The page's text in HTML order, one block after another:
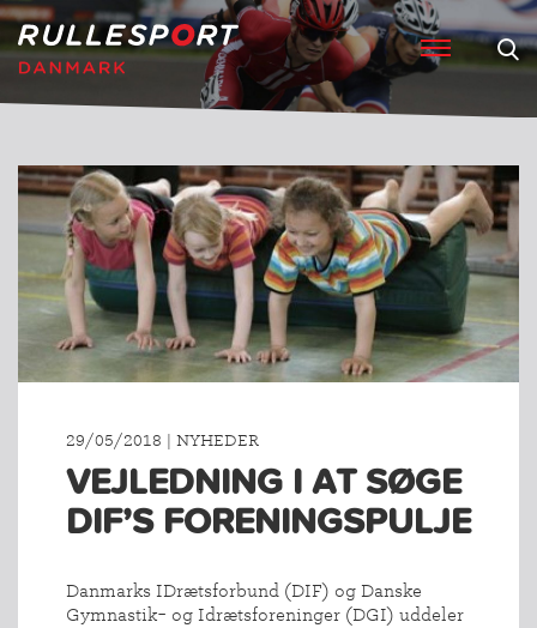
29/05/2018 | NYHEDER
VEJLEDNING I AT SØGE
DIF’S FORENINGSPULJE
Danmarks IDrætsforbund (DIF) og Danske
Gymnastik- og Idrætsforeninger (DGI) uddeler